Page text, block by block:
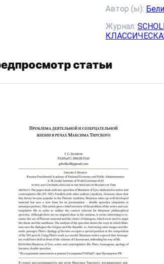
Автор (ы):
Журнал:
статьи